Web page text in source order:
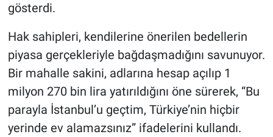
gösterdi.
Hak sahipleri, kendilerine önerilen bedellerin
piyasa gerçekleriyle bağdaşmadığını savunuyor.
Bir mahalle sakini, adlarına hesap açılıp 1
milyon 270 bin lira yatırıldığını öne sürerek, “Bu
parayla İstanbul’u geçtim, Türkiye’nin hiçbir
yerinde ev alamazsınız” ifadelerini kullandı.